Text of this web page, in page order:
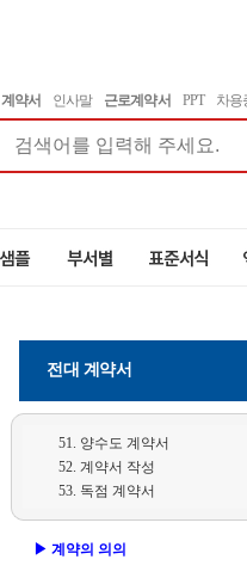
계약서 인사말 근로계약서 PPT 차용
전대 계약서
51. 양수도 계약서
52. 계약서 작성
53. 독점 계약서
▶ 계약의 의의